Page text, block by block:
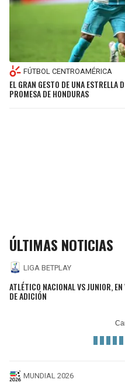
FÚTBOL CENTROAMÉRICA
EL GRAN GESTO DE UNA ESTRELLA
PROMESA DE HONDURAS
ÚLTIMAS NOTICIAS
LIGA BETPLAY
ATLÉTICO NACIONAL VS JUNIOR,
DE ADICIÓN
MUNDIAL 2026